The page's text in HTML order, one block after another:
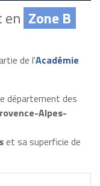
en Zone B
de l'Académie
département des
Alpes-
et sa superficie de